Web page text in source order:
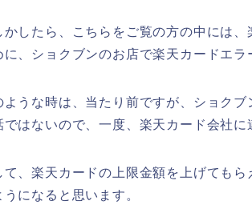
かしたら、こちらをご覧の方の中には
に、ショクブンのお店で楽天カードエ
ような時は、当たり前ですが、ショク
ではないので、一度、楽天カード会社
て、楽天カードの上限金額を上げても
うになると思います。